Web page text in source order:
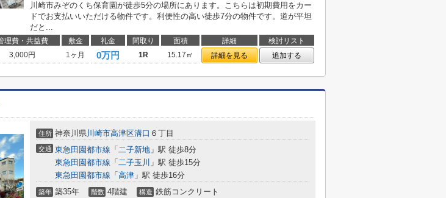
川崎市みぞのくち保育園が徒歩5分の場所にあります。こちらは初期費用をカー
ドでお支払いいただける物件です。利便性の高い徒歩7分の物件です。道が平坦
だと...
理費・共益費 敷金 礼金 間取り 面積 詳細
検討リスト
3,000円 1ヶ月 0万円 1R 15.17㎡ 詳細を見る 追加する
住所 神奈川県川崎市高津区溝口 ６丁目
交通 東急田園都市線 「 二子新地 」駅 徒歩8分
東急田園都市線 「 二子玉川 」駅 徒歩15分
東急田園都市線 「 高津 」駅 徒歩16分
築年 築35年 階数 4階建 構造 鉄筋コンクリート